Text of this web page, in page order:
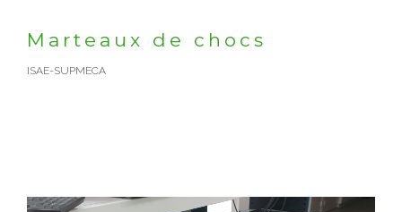
Marteaux de chocs
ISAE-SUPMECA